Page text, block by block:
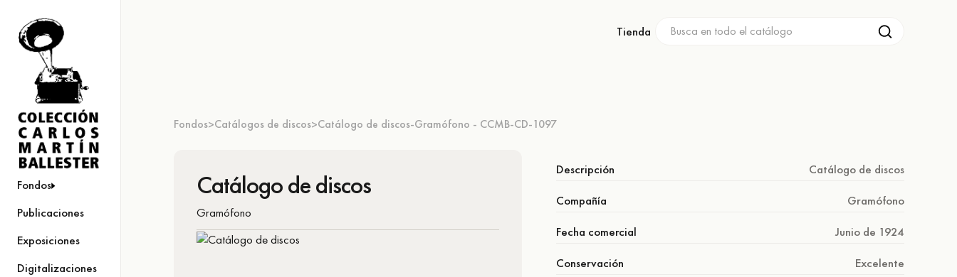
Fondos
Publicaciones
Exposiciones
Digitalizaciones
Tienda
Fondos>Catálogos de discos>Catálogo de discos-Gramófono - CCMB-CD-1097
Catálogo de discos
Gramófono
Descripción
Catálogo de discos
Compañía
Gramófono
Fecha comercial
Junio de 1924
Conservación
Excelente